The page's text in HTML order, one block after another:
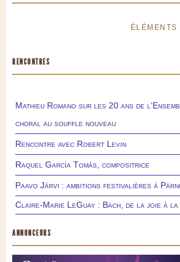
RENCONTRES
Mathieu Romano sur les 20 ans de
choral au souffle nouveau
Rencontre avec Robert Levin
Raquel García Tomás, compositrice
Paavo Järvi : ambitions festivalières à
Claire-Marie LeGuay : Bach, de la joie à la
ANNONCEURS